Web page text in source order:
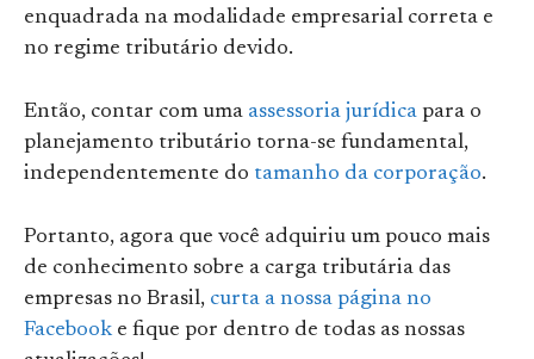
enquadrada na modalidade empresarial correta e
no regime tributário devido.
Então, contar com uma assessoria jurídica para o
planejamento tributário torna-se fundamental,
independentemente do tamanho da corporação.
Portanto, agora que você adquiriu um pouco mais
de conhecimento sobre a carga tributária das
empresas no Brasil, curta a nossa página no
Facebook e fique por dentro de todas as nossas